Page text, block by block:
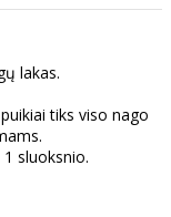
lakas.
tiks viso nago
sluoksnio.